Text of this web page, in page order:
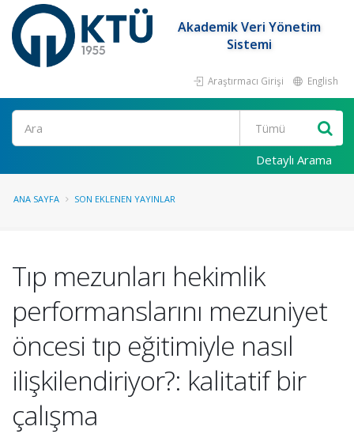
Akademik Veri Yönetim
Sistemi
Araştırmacı Girişi English
Ara
Detaylı Arama
ANA SAYFA SON EKLENEN YAYINLAR
Tıp mezunları hekimlik
performanslarını mezuniyet
öncesi tıp eğitimiyle nasıl
ilişkilendiriyor?: kalitatif bir
çalışma